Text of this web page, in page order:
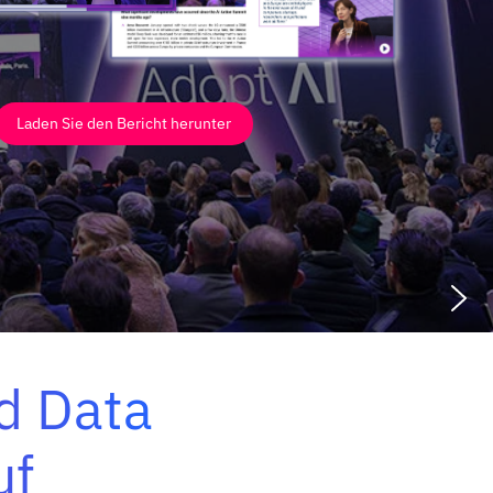
Laden Sie den Bericht herunter
Data